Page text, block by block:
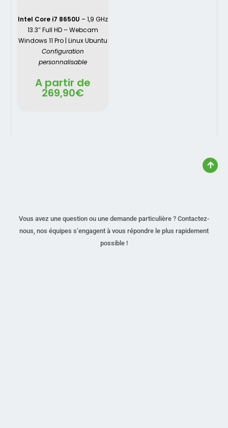
Intel Core i7 8650U – 1,9 GHz
13.3″ Full HD – Webcam
Windows 11 Pro | Linux Ubuntu
Configuration
personnalisable
A partir de
269,90€
Vous avez une question ou une demande particulière ? Contactez-
nous, nos équipes s’engagent à vous répondre le plus rapidement
possible !